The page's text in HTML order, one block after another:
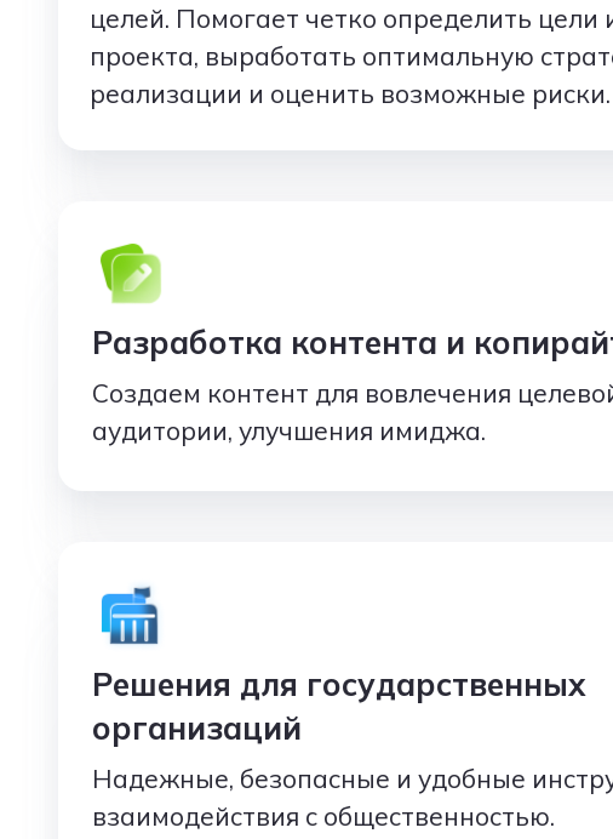
целей. Помогает четко определить цели
проекта, выработать оптимальную
реализации и оценить возможные риски.
Разработка контента и
Создаем контент для вовлечения
аудитории, улучшения имиджа.
Решения для государственных
организаций
Надежные, безопасные и удобные
взаимодействия с общественностью.